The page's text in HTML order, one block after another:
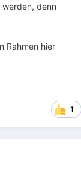
denn
Rahmen hier
1